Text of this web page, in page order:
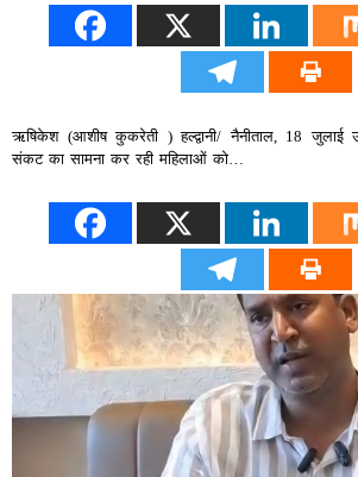
ऋषिकेश (आशीष कुकरेती ) हल्द्वानी/ नैनीताल, 18 जुलाई
संकट का सामना कर रही महिलाओं को…